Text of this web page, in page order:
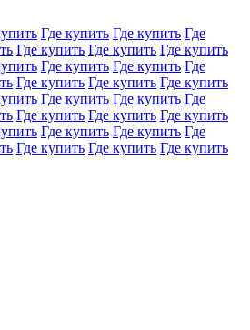
Где купить Где купить Где
Где купить Где купить Где купить
Где купить Где купить Где
Где купить Где купить Где купить
Где купить Где купить Где
Где купить Где купить Где купить
Где купить Где купить Где
Где купить Где купить Где купить